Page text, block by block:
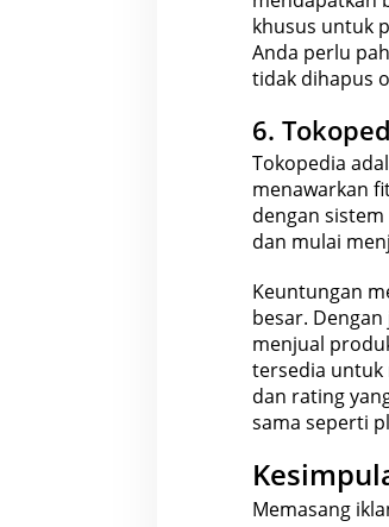
khusus untuk
Anda perlu
tidak dihapus
6.
Tokopedia
menawarkan
dengan
dan mulai
Keuntungan
besar.
menjual
tersedia untuk
dan rating
sama seperti
Memasang